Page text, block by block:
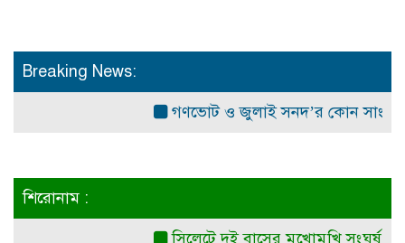
Breaking News:
গণভোট ও জুলাই সনদ’র কোন
শিরোনাম :
সিলেটে দুই বাসের মুখোমুখি সংঘর্ষ: নিহত ৭